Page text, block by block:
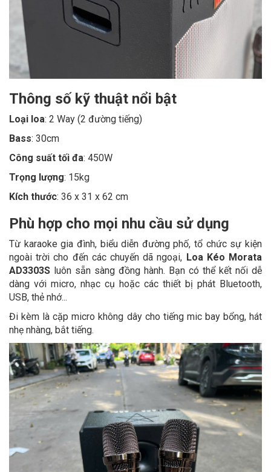
Thông số kỹ thuật nổi bật
Loại loa: 2 Way (2 đường tiếng)
Bass: 30cm
Công suất tối đa: 450W
Trọng lượng: 15kg
Kích thước: 36 x 31 x 62 cm
Phù hợp cho mọi nhu cầu sử dụng
Từ karaoke gia đình, biểu diễn đường phố, tổ chức sự kiện
ngoài trời cho đến các chuyến dã ngoại, Loa Kéo Morata
AD3303S luôn sẵn sàng đồng hành. Bạn có thể kết nối dễ
dàng với micro, nhạc cụ hoặc các thiết bị phát Bluetooth,
USB, thẻ nhớ...
Đi kèm là cặp micro không dây cho tiếng mic bay bổng, hát
nhẹ nhàng, bắt tiếng.